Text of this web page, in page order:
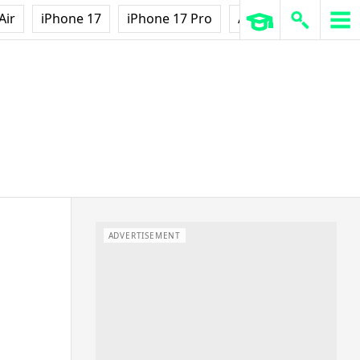
iPhone 17 iPhone 17 Pro AirPods Pro 3
ADVERTISEMENT